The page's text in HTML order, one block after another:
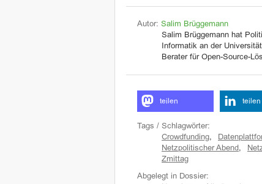
Autor: Salim Brüggemann
Salim Brüggemann hat
Informatik an der
Berater für Open-Source-
teilen teilen
Tags / Schlagwörter:
Crowdfunding,
Netzpolitischer Abend,
Zmittag
Abgelegt in Dossier: